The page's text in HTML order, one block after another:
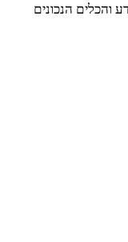
והכלים הנכונים